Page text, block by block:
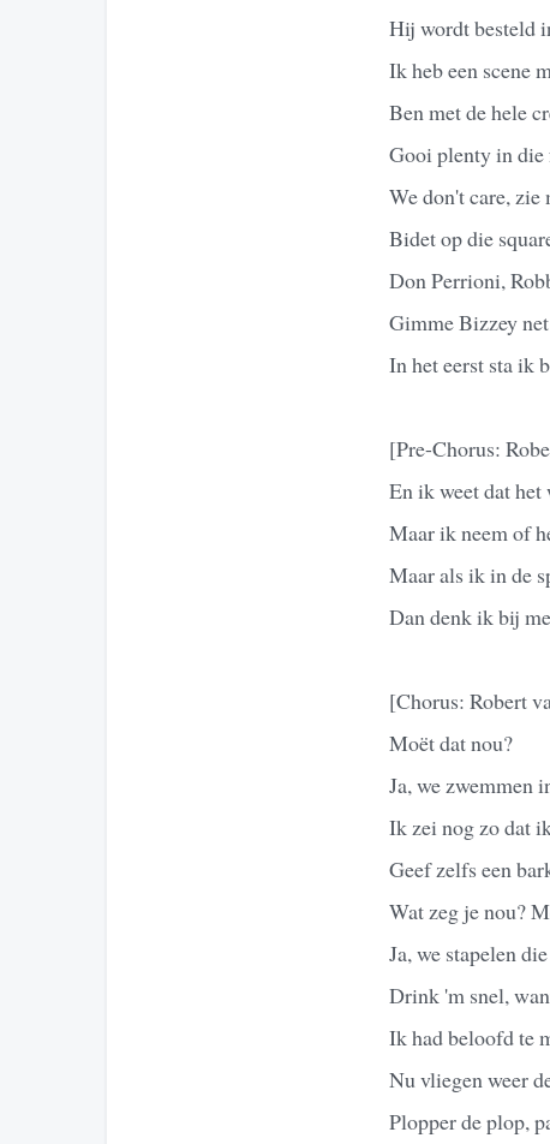
Hij wordt besteld
Ik heb een scene
Ben met de hele
Gooi plenty in die
We don't care,
Bidet op die
Don Perrioni,
Gimme Bizzey
In het eerst sta ik
[Pre-Chorus:
En ik weet dat het
Maar ik neem of
Maar als ik in de
Dan denk ik bij
[Chorus: Robert
Moët dat nou?
Ja, we zwemmen
Ik zei nog zo dat
Geef zelfs een
Wat zeg je nou?
Ja, we stapelen
Drink 'm snel,
Ik had beloofd te
Nu vliegen weer
Plopper de plop,